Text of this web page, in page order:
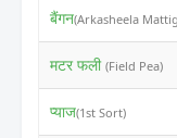
बैंगन(Arkasheela
मटर फली (Field Pea)
प्याज(1st Sort)